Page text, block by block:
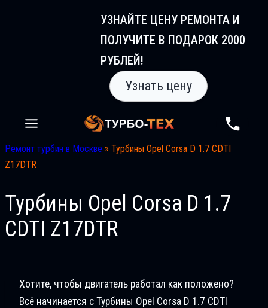
УЗНАЙТЕ ЦЕНУ РЕМОНТА И
ПОЛУЧИТЕ В ПОДАРОК 2000
РУБЛЕЙ!
Узнать цену
Ремонт турбин в Москве » Турбины Opel Corsa D 1.7 CDTI
Z17DTR
Турбины Opel Corsa D 1.7
CDTI Z17DTR
Хотите, чтобы двигатель работал как положено?
Всё начинается с Турбины Opel Corsa D 1.7 CDTI